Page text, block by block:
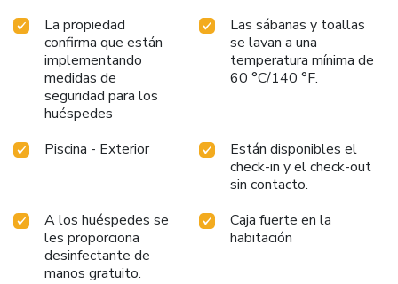
La propiedad
confirma que están
implementando
medidas de
seguridad para los
huéspedes
Las sábanas y toallas
se lavan a una
temperatura mínima de
60 °C/140 °F.
Piscina - Exterior
Están disponibles el
check-in y el check-out
sin contacto.
A los huéspedes se
les proporciona
desinfectante de
manos gratuito.
Caja fuerte en la
habitación